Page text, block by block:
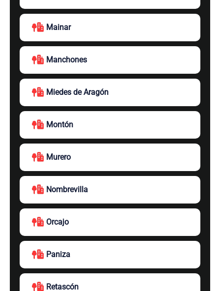
Mainar
Manchones
Miedes de Aragón
Montón
Murero
Nombrevilla
Orcajo
Paniza
Retascón